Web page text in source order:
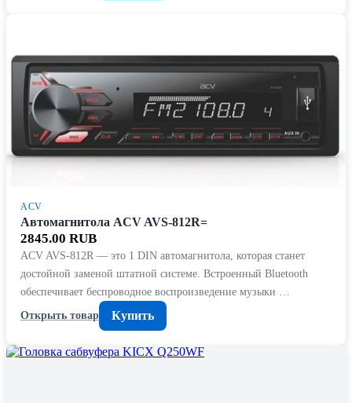
ACV
Автомагнитола ACV AVS-812R=
2845.00 RUB
ACV AVS-812R — это 1 DIN автомагнитола, которая станет
достойной заменой штатной системе. Встроенный Bluetooth
обеспечивает беспроводное воспроизведение музыки …
Открыть товар
Купить